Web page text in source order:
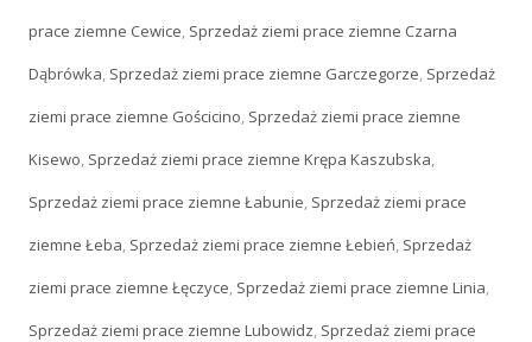
prace ziemne Cewice, Sprzedaż ziemi prace ziemne Czarna
Dąbrówka, Sprzedaż ziemi prace ziemne Garczegorze, Sprzedaż
ziemi prace ziemne Gościcino, Sprzedaż ziemi prace ziemne
Kisewo, Sprzedaż ziemi prace ziemne Krępa Kaszubska,
Sprzedaż ziemi prace ziemne Łabunie, Sprzedaż ziemi prace
ziemne Łeba, Sprzedaż ziemi prace ziemne Łebień, Sprzedaż
ziemi prace ziemne Łęczyce, Sprzedaż ziemi prace ziemne Linia,
Sprzedaż ziemi prace ziemne Lubowidz, Sprzedaż ziemi prace